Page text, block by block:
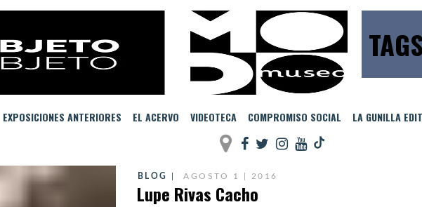
EXPOSICIONES ANTERIORES EL ACERVO VIDEOTECA COMPROMISO SOCIAL LA GUNILLA
BLOG AGOSTO 1 | 2016
Lupe Rivas Cacho